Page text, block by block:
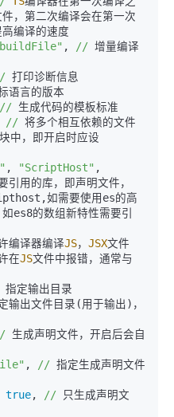
，第二次编译会在第一次
编译的速度
, // 增量编译
打印诊断信息
语言的版本
// 生成代码的模板标准
// 将多个相互依赖的文件
中，即开启时应设
, "ScriptHost"
引用的库，即声明文件，
如需要使用es的高
es8的数组新特性需要引
编译器编译JS， JSX文件
在JS文件中报错，通常与
指定输出目录
输出文件目录(用于输出)，
生成声明文件，开启后会自
, // 指定生成声明文件
true, // 只生成声明文